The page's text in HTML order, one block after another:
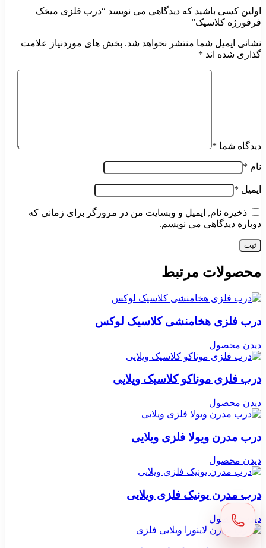
اولین کسی باشید که دیدگاهی می نویسد “درب فلزی میخک
فرفورژه کلاسیک”
نشانی ایمیل شما منتشر نخواهد شد. بخش های موردنیاز علامت
گذاری شده اند *
دیدگاه شما *
نام *
ایمیل *
ذخیره نام, ایمیل و وبسایت من در مرورگر برای زمانی که
دوباره دیدگاهی می نویسم.
محصولات مرتبط
درب فلزی هخامنشی کلاسیک لوکس
دیدن محصول
درب فلزی موناکو کلاسیک ویلایی
دیدن محصول
درب مدرن ویولا فلزی ویلایی
دیدن محصول
درب مدرن یونیک فلزی ویلایی
دیدن محصول